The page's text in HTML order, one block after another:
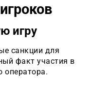
игру
санкции для
факт участия в
оператора.